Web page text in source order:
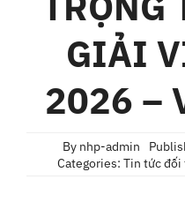
Liên Hệ
GIẢI
2026 –
By nhp-admin
Categories: Tin tức đối